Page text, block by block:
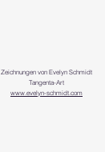
Zeichnungen von Evelyn Schmidt
Tangenta-Art
www.evelyn-schmidt.com